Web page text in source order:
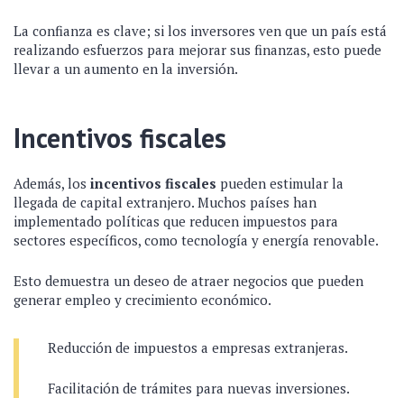
La confianza es clave; si los inversores ven que un país está
realizando esfuerzos para mejorar sus finanzas, esto puede
llevar a un aumento en la inversión.
Incentivos fiscales
Además, los incentivos fiscales pueden estimular la
llegada de capital extranjero. Muchos países han
implementado políticas que reducen impuestos para
sectores específicos, como tecnología y energía renovable.
Esto demuestra un deseo de atraer negocios que pueden
generar empleo y crecimiento económico.
Reducción de impuestos a empresas extranjeras.
Facilitación de trámites para nuevas inversiones.